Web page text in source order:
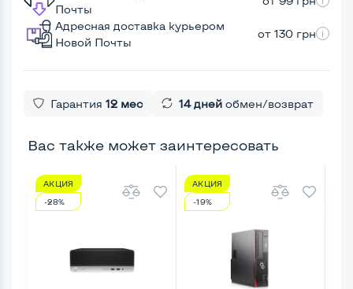
Почты
Адресная доставка курьером
Новой Почты
от 130 грн
Гарантия 12 мес 14 дней обмен/возврат
Вас также может заинтересовать
АКЦИЯ
-28%
АКЦИЯ
-19%